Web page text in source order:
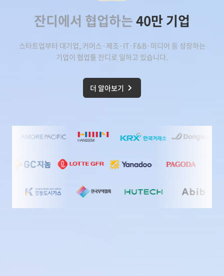
잔디에서 협업하는40만 기업
스타트업부터 대기업, 커머스·제조·IT·F&B·미디어 등 성장하는
기업이 협업툴 잔디 로 일하고 있습니다.
더 알아보기